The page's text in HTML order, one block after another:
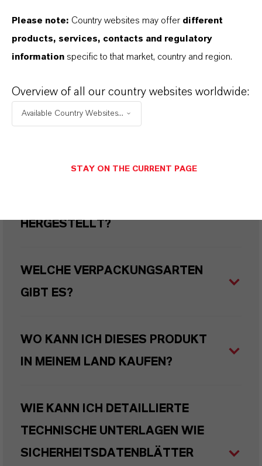
EISENOXIDEN BIETET LANXESS
AN?
WORIN UNTERSCHEIDEN SICH
SYNTHETISCHE UND NATÜRLICHE
HERGESTELLT?
WELCHE VERPACKUNGSARTEN
GIBT ES?
WO KANN ICH DIESES PRODUKT
IN MEINEM LAND KAUFEN?
WIE KANN ICH DETAILLIERTE
TECHNISCHE UNTERLAGEN WIE
SICHERHEITSDATENBLÄTTER
Please note: Country websites may offer different
products, services, contacts and regulatory
information specific to that market, country and region.
Overview of all our country websites worldwide:
Available Country Websites...
STAY ON THE CURRENT PAGE